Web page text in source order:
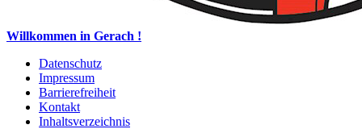
Willkommen in Gerach !
Datenschutz
Impressum
Barrierefreiheit
Kontakt
Inhaltsverzeichnis